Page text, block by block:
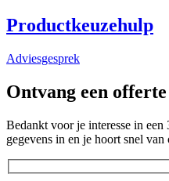
Productkeuzehulp
Adviesgesprek
Ontvang een offerte
Bedankt voor je interesse in
gegevens in en je hoort snel van